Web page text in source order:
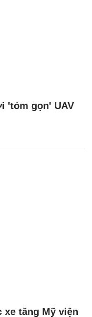
'tóm gọn' UAV
xe tăng Mỹ viện